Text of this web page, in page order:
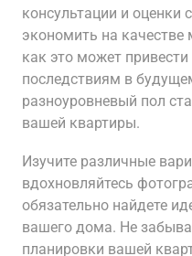
консультации и оценки
экономить на качестве
как это может
последствиям в
разноуровневый пол
вашей квартиры.
Изучите различные
вдохновляйтесь
обязательно найдете
вашего дома. Не
планировки вашей